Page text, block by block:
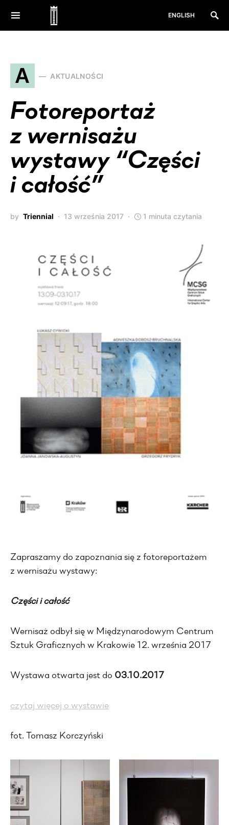
ENGLISH
A AKTUALNOŚCI
Fotoreportaż
z wernisażu
wystawy “Części
i całość”
by Triennial 13 września 2017 1 minuta czytania
Zapraszamy do zapoznania się z fotoreportażem
z wernisażu wystawy:
Części i całość
Wernisaż odbył się w Międzynarodowym Centrum
Sztuk Graficznych w Krakowie 12. września 2017
Wystawa otwarta jest do 03.10.2017
czytaj więcej o wystawie
fot. Tomasz Korczyński